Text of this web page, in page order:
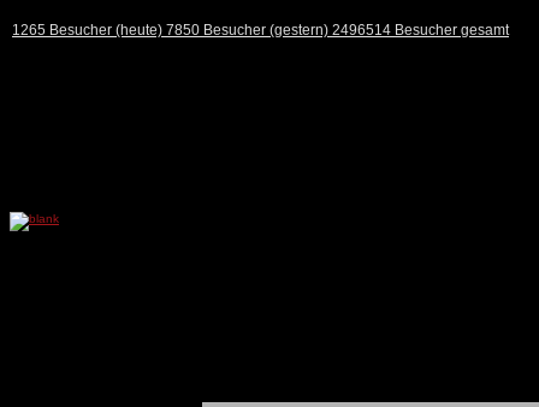
1265 Besucher (heute) 7850 Besucher (gestern) 2496514 Besucher gesamt